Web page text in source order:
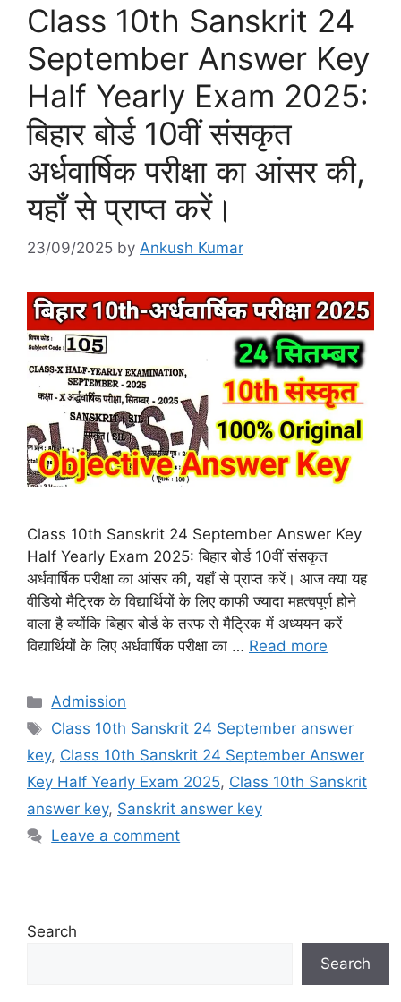
Class 10th Sanskrit 24
September Answer Key
Half Yearly Exam 2025:
बिहार बोर्ड 10वीं संसकृत
अर्धवार्षिक परीक्षा का आंसर की,
यहाँ से प्राप्त करें।
23/09/2025 by Ankush Kumar
Class 10th Sanskrit 24 September Answer Key
Half Yearly Exam 2025: बिहार बोर्ड 10वीं संसकृत
अर्धवार्षिक परीक्षा का आंसर की, यहाँ से प्राप्त करें। आज क्या यह
वीडियो मैट्रिक के विद्यार्थियों के लिए काफी ज्यादा महत्वपूर्ण होने
वाला है क्योंकि बिहार बोर्ड के तरफ से मैट्रिक में अध्ययन करें
विद्यार्थियों के लिए अर्धवार्षिक परीक्षा का … Read more
Categories
Admission
Tags
Class 10th Sanskrit 24 September answer
key, Class 10th Sanskrit 24 September Answer
Key Half Yearly Exam 2025, Class 10th Sanskrit
answer key, Sanskrit answer key
Leave a comment
Search
Search